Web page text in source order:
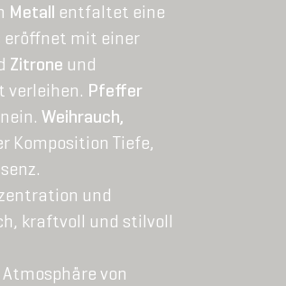
Metall entfaltet eine
eröffnet mit einer
Zitrone und
verleihen. Pfeffer
Weihrauch,
Komposition Tiefe,
und
kraftvoll und stilvoll
von